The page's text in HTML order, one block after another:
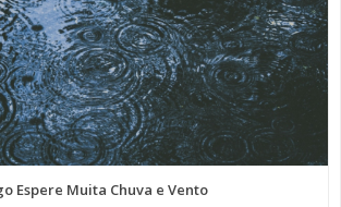
Espere Muita Chuva e Vento